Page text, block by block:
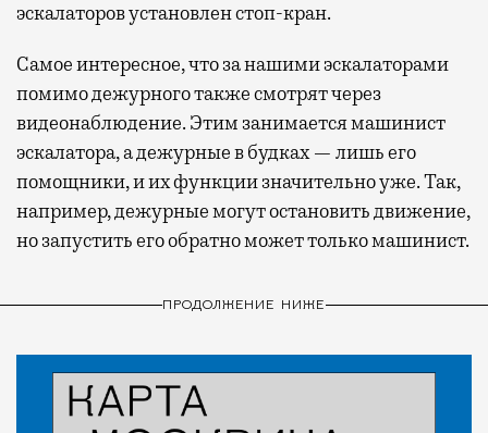
эскалаторов установлен стоп-кран.
Самое интересное, что за нашими эскалаторами
помимо дежурного также смотрят через
видеонаблюдение. Этим занимается машинист
эскалатора, а дежурные в будках — лишь его
помощники, и их функции значительно уже. Так,
например, дежурные могут остановить движение,
но запустить его обратно может только машинист.
ПРОДОЛЖЕНИЕ НИЖЕ